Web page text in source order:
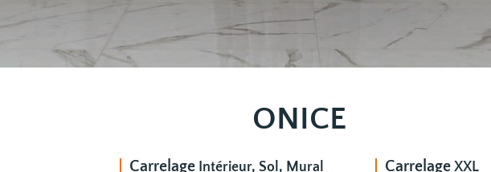
ONICE
CarrelageIntérieur, Sol, Mural CarrelageXXL